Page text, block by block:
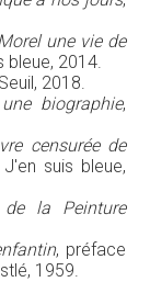
une vie de
2014.
2018.
biographie,
censurée de
suis bleue,
la Peinture
, préface
1959.